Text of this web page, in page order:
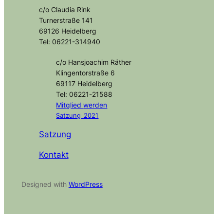
c/o Claudia Rink
Turnerstraße 141
69126 Heidelberg
Tel: 06221-314940
c/o Hansjoachim Räther
Klingentorstraße 6
69117 Heidelberg
Tel: 06221-21588
Mitgliedwerden
Satzung_2021
Satzung
Kontakt
Designed with WordPress